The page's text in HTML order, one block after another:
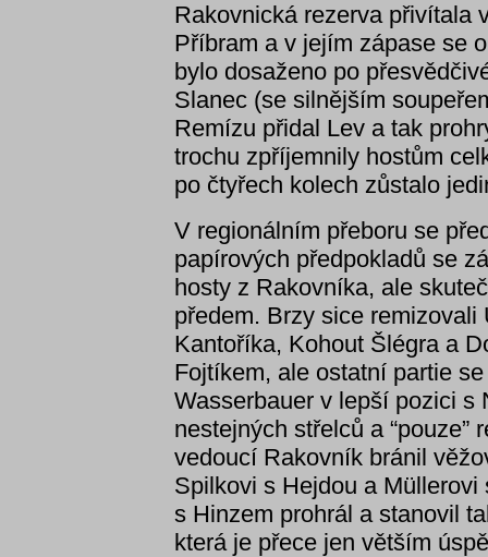
Rakovnická rezerva přivítala
Příbram a v jejím zápase se
bylo dosaženo po
Slanec (se silnějším
Remízu přidal Lev a tak
trochu zpříjemnily hostům
po čtyřech kolech zůstalo
V regionálním přeboru se
papírových předpokladů se
hosty z Rakovníka, ale
předem. Brzy sice
Kantoříka, Kohout Šlégra a
Fojtíkem, ale ostatní partie
Wasserbauer v lepší pozici s
nestejných střelců a
vedoucí Rakovník bránil
Spilkovi s Hejdou a
s Hinzem prohrál a stanovil
která je přece jen větším